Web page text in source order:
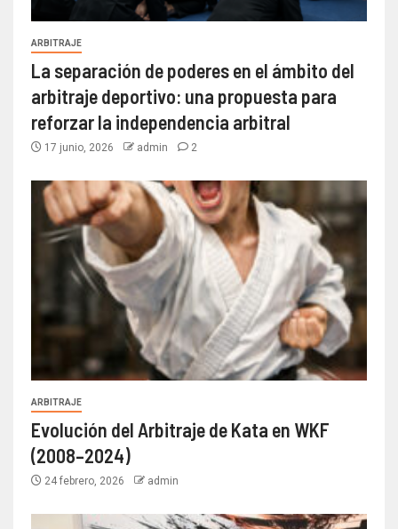
ARBITRAJE
La separación de poderes en el ámbito del
arbitraje deportivo: una propuesta para
reforzar la independencia arbitral
17 junio, 2026 admin 2
ARBITRAJE
Evolución del Arbitraje de Kata en WKF
(2008–2024)
24 febrero, 2026 admin